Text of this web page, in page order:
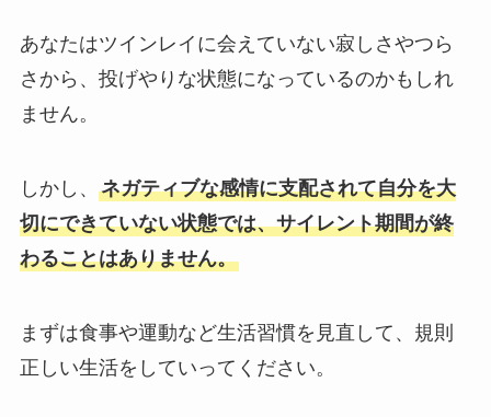
あなたはツインレイに会えていない寂しさやつら
さから、投げやりな状態になっているのかもしれ
ません。
しかし、 ネガティブな感情に支配されて自分を大
切にできていない状態では、サイレント期間が終
わることはありません。
まずは食事や運動など生活習慣を見直して、規則
正しい生活をしていってください。